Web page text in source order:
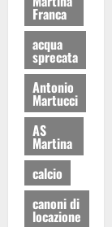
Franca
acqua
sprecata
Antonio
Martucci
AS
Martina
calcio
canoni di
locazione